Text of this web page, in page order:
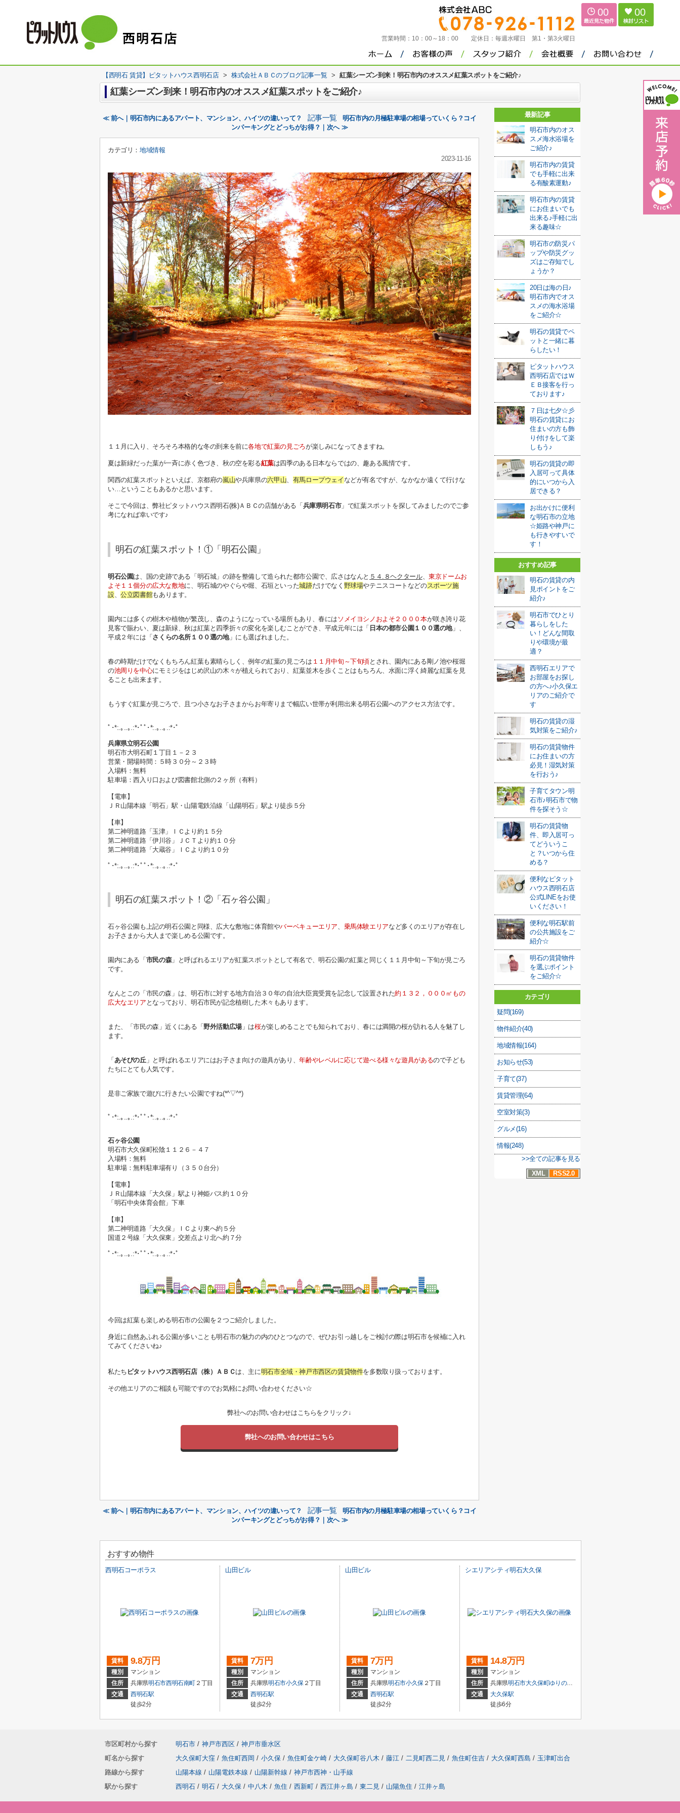
営業時間： 10：00～18：00 定休日： 毎週水曜日 第1・第3火曜日
00 00
【西明石 賃貸】ピタットハウス西明石店 > 株式会社ＡＢＣのブログ記事一覧 > 紅葉シーズン到来！明石市内のオススメ紅葉スポットをご紹介♪
紅葉シーズン到来！明石市内のオススメ紅葉スポットをご紹介♪
≪ 前へ｜明石市内にあるアパート、マンション、ハイツの違いって？ 記事一覧
明石市内の月極駐車場の相場っていくら？コイ
ンパーキングとどっちがお得？｜次へ ≫
カテゴリ：地域情報
2023-11-16
１１月に入り、そろそろ本格的な冬の到来を前に各地で紅葉の見ごろが楽しみになってきますね。
夏は新緑だった葉が一斉に赤く色づき、秋の空を彩る紅葉は四季のある日本ならではの、趣ある風情です。
関西の紅葉スポットといえば、京都府の嵐山や兵庫県の六甲山 有馬ロープウェイ などが有名ですが、なかなか遠くて行けな
い…ということもあるかと思います。
そこで今回は、弊社ピタットハウス西明石(株)ＡＢＣの店舗がある「兵庫県明石市」で紅葉スポットを探してみましたのでご参
考になれば幸いです♪
明石の紅葉スポット！①「明石公園」
明石公園は、国の史跡である「明石城」の跡を整備して造られた都市公園で、 広さはなんと ５４.８ヘクタール、東京ドームお
よそ１１個分の広大な敷地に、明石城のやぐらや堀、石垣といった城跡だけでなく 野球場やテニスコートなどのスポーツ施
設、公立図書館もあります。
園内には多くの樹木や植物が繁茂し、森のようになっている場所もあり、春には ソメイヨシノおよそ２０００本が咲き誇り花
見客で賑わい、夏は新緑、秋は紅葉と四季折々の変化を楽しむことができ、 平成元年には「 日本の都市公園１００選の地」、
平成２年には「さくらの名所１００選の地」にも選ばれました。
春の時期だけでなくもちろん紅葉も素晴らしく、例年の紅葉の見ごろは １１月中旬～下旬頃とされ、園内にある剛ノ池や桜堀
の池周りを中心にモミジをはじめ沢山の木々が植えられており、紅葉並木を歩くことはもちろん、水面に浮く綺麗な紅葉を見
ることも出来ます。
もうすぐ紅葉が見ごろで、且つ小さなお子さまからお年寄りまで幅広い世帯が利用出来る明石公園へのアクセス方法です。
ﾟ･*:.｡..｡.:*･ﾟﾟ･*:.｡..｡.:*･ﾟ
兵庫県立明石公園
明石市大明石町１丁目１－２３
営業・開場時間：５時３０分～２３時
入場料：無料
駐車場：西入り口および図書館北側の２ヶ所（有料）
【電車】
ＪＲ山陽本線「明石」駅・山陽電鉄沿線「山陽明石」駅より徒歩５分
【車】
第二神明道路「玉津」ＩＣより約１５分
第二神明道路「伊川谷」ＪＣＴより約１０分
第二神明道路「大蔵谷」ＩＣより約１０分
ﾟ･*:.｡..｡.:*･ﾟﾟ･*:.｡..｡.:*･ﾟ
明石の紅葉スポット！②「石ヶ谷公園」
石ヶ谷公園も上記の明石公園と同様、広大な敷地に体育館やバーベキューエリア 乗馬体験エリアなど多くのエリアが存在し
お子さまから大人まで楽しめる公園です。
園内にある「市民の森」と呼ばれるエリアが紅葉スポットとして有名で、明石公園の紅葉と同じく１１月中旬～下旬が見ごろ
です。
なんとこの「市民の森」は、明石市に対する地方自治３０年の自治大臣賞受賞を記念して設置された約１３２，０００㎡もの
広大なエリア となっており、明石市民が記念植樹した木々もあります。
また、「市民の森」近くにある「野外活動広場」は桜が楽しめることでも知られており、春には満開の桜が訪れる人を魅了し
ます。
「あそびの丘 」と呼ばれるエリアにはお子さま向けの遊具があり、年齢やレベルに応じて遊べる様々な遊具があるので子ども
たちにとても人気です。
是非ご家族で遊びに行きたい公園ですね(*^▽^*)
ﾟ･*:.｡..｡.:*･ﾟﾟ･*:.｡..｡.:*･ﾟ
石ヶ谷公園
明石市大久保町松陰１１２６－４７
入場料：無料
駐車場：無料駐車場有り（３５０台分）
【電車】
ＪＲ山陽本線「大久保」駅より神姫バス約１０分
「明石中央体育会館」下車
【車】
第二神明道路「大久保」ＩＣより東へ約５分
国道２号線「大久保東」交差点より北へ約７分
ﾟ･*:.｡..｡.:*･ﾟﾟ･*:.｡..｡.:*･ﾟ
今回は紅葉も楽しめる明石市の公園を２つご紹介しました。
身近に自然あふれる公園が多いことも明石市の魅力の内のひとつなので、ぜひお引っ越しをご検討の際は明石市を候補に入れ
てみてくださいね♪
私たち ピタットハウス西明石店（株）ＡＢＣは、主に明石市全域・神戸市西区の賃貸物件を多数取り扱っております。
その他エリアのご相談も可能ですのでお気軽にお問い合わせください☆
弊社へのお問い合わせはこちらをクリック↓
弊社へのお問い合わせはこちら
≪ 前へ｜明石市内にあるアパート、マンション、ハイツの違いって？ 記事一覧
明石市内の月極駐車場の相場っていくら？コイ
ンパーキングとどっちがお得？｜次へ ≫
最新記事
明石市内のオス
スメ海水浴場を
ご紹介♪
明石市内の賃貸
でも手軽に出来
る有酸素運動♪
明石市内の賃貸
にお住まいでも
出来る♪手軽に出
来る趣味☆
明石市の防災パ
ップや防災グッ
ズはご存知でし
ょうか？
20日は海の日♪
明石市内でオス
スメの海水浴場
をご紹介☆
明石の賃貸でペ
ットと一緒に暮
らしたい！
ピタットハウス
西明石店ではＷ
ＥＢ接客を行っ
ております♪
７日は七夕☆彡
明石の賃貸にお
住まいの方も飾
り付けをして楽
しもう♪
明石の賃貸の即
入居可って具体
的にいつから入
居できる？
お出かけに便利
な明石市の立地
☆姫路や神戸に
も行きやすいで
す！
おすすめ記事
明石の賃貸の内
見ポイントをご
紹介♪
明石市でひとり
暮らしをした
い！どんな間取
りや環境が最
適？
西明石エリアで
お部屋をお探し
の方へ♪小久保エ
リアのご紹介で
す
明石の賃貸の湿
気対策をご紹介♪
明石の賃貸物件
にお住まいの方
必見！湿気対策
を行おう♪
子育てタウン明
石市♪明石市で物
件を探そう☆
明石の賃貸物
件、即入居可っ
てどういうこ
と？いつから住
める？
便利なピタット
ハウス西明石店
公式LINEをお使
いください！
便利な明石駅前
の公共施設をご
紹介☆
明石の賃貸物件
を選ぶポイント
をご紹介☆
カテゴリ
疑問(169)
物件紹介(40)
地域情報(164)
お知らせ(53)
子育て(37)
賃貸管理(64)
空室対策(3)
グルメ(16)
情報(248)
>>全ての記事を見る
XML
RSS2.0
おすすめ物件
西明石コーポラス
賃料 9.8万円
種別
マンション
住所
兵庫県明石市西明石南町 ２丁目
交通
西明石駅
徒歩2分
山田ビル
賃料 7万円
種別
マンション
住所
兵庫県明石市小久保２丁目
交通
西明石駅
徒歩2分
山田ビル
賃料 7万円
種別
マンション
住所
兵庫県明石市小久保２丁目
交通
西明石駅
徒歩2分
シエリアシティ明石大久保
賃料 14.8万円
種別
マンション
住所
兵庫県明石市大久保町ゆりのき通
交通
大久保駅
徒歩6分
市区町村から探す 明石市 / 神戸市西区 / 神戸市垂水区
町名から探す
大久保町大窪 / 魚住町西岡 / 小久保 / 魚住町金ケ崎 / 大久保町谷八木 / 藤江 / 二見町西二見 / 魚住町住吉 / 大久保町西島 / 玉津町出合
路線から探す
山陽本線 / 山陽電鉄本線 / 山陽新幹線 / 神戸市西神・山手線
駅から探す
西明石 / 明石 / 大久保 / 中八木 / 魚住 / 西新町 / 西江井ヶ島 / 東二見 / 山陽魚住 / 江井ヶ島